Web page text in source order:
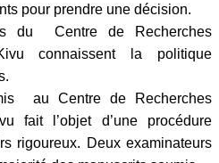
pour prendre une décision.
du Centre de Recherches
connaissent la politique
au Centre de Recherches
fait l’objet d’une procédure
rigoureux. Deux examinateurs